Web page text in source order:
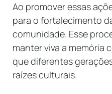
Ao promover essas
para o fortalecimento
comunidade. Esse
manter viva a memória
que diferentes
raízes culturais.